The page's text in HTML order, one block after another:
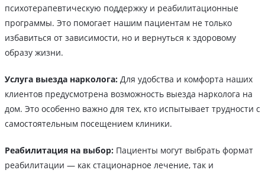
психотерапевтическую поддержку и реабилитационные
программы. Это помогает нашим пациентам не только
избавиться от зависимости, но и вернуться к здоровому
образу жизни.
Услуга выезда нарколога: Для удобства и комфорта наших
клиентов предусмотрена возможность выезда нарколога на
дом. Это особенно важно для тех, кто испытывает трудности с
самостоятельным посещением клиники.
Реабилитация на выбор: Пациенты могут выбрать формат
реабилитации — как стационарное лечение, так и